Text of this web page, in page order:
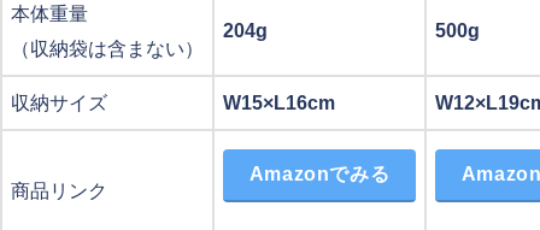
本体重量
（収納袋は含まない）
204g 500g
収納サイズ W15×L16cm
商品リンク
Amazonでみる